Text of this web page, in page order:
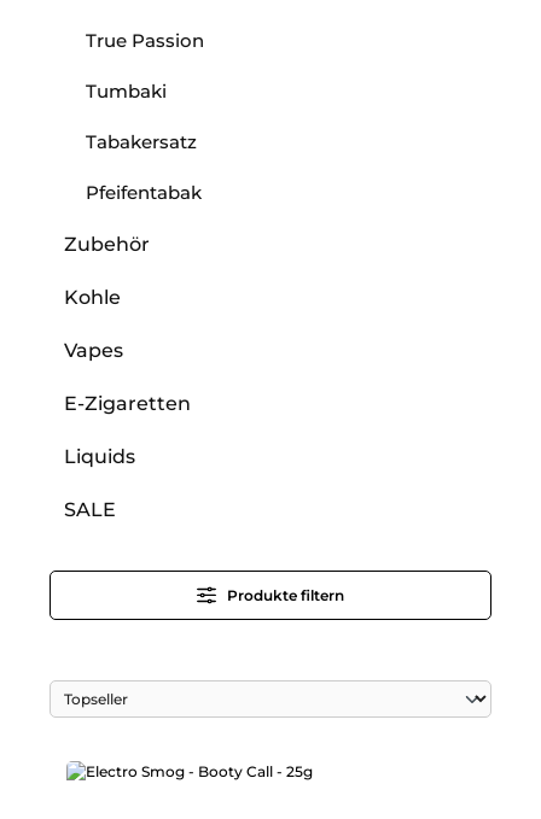
True Passion
Tumbaki
Tabakersatz
Pfeifentabak
Zubehör
Kohle
Vapes
E-Zigaretten
Liquids
SALE
Produkte filtern